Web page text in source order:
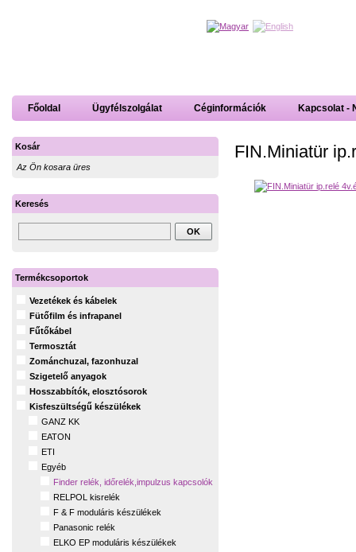
Főoldal Ügyfélszolgálat Céginformációk Kapcsolat -
FIN.Miniatür
Kosár
Az Ön kosara üres
Keresés
Termékcsoportok
Vezetékek és kábelek
Fütőfilm és infrapanel
Fűtőkábel
Termosztát
Zománchuzal, fazonhuzal
Szigetelő anyagok
Hosszabbítók, elosztósorok
Kisfeszültségű készülékek
GANZ KK
EATON
ETI
Egyéb
Finder relék, időrelék,impulzus kapcsolók
RELPOL kisrelék
F & F moduláris készülékek
Panasonic relék
ELKO EP moduláris készülékek